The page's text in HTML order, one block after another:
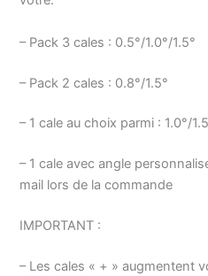
– Pack 3 cales : 0.5°/1.0°/1.5°
– Pack 2 cales : 0.8°/1.5°
– 1 cale au choix parmi : 1.0°/
– 1 cale avec angle
mail lors de la commande
IMPORTANT :
– Les cales « + » augmentent